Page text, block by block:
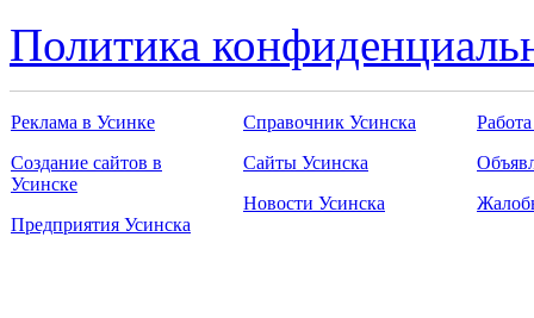
Политика
Реклама в Усинке
Создание сайтов в
Усинске
Предприятия Усинска
Справочник Усинска
Сайты Усинска
Новости Усинска